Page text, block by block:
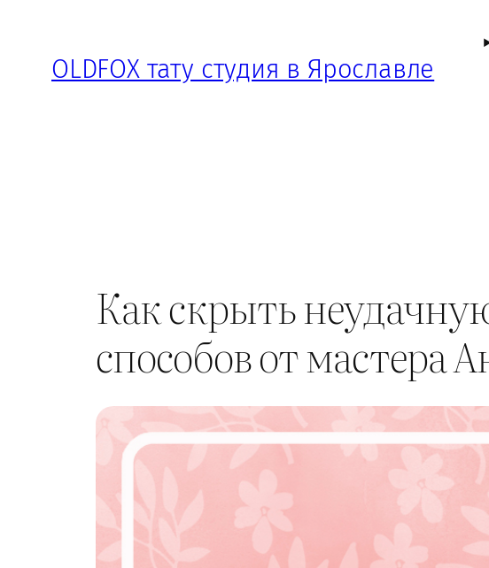
содержимому
OLDFOX тату студия в Ярославле
Как скрыть
способов от мастера